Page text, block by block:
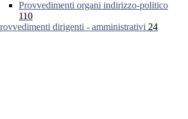
Provvedimenti organi indirizzo-politico
110
dirigenti - amministrativi 24